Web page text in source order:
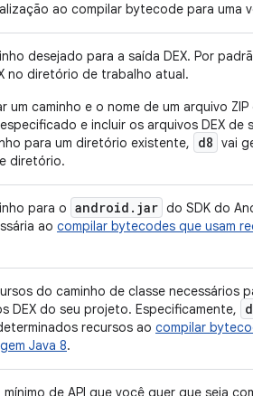
ao compilar bytecode para uma
desejado para a saída DEX. Por
no diretório de trabalho atual.
um caminho e o nome de um arquivo ZIP
e incluir os arquivos DEX de
para um diretório existente,
d8 vai
diretório.
para o android . jar do SDK do
ao compilar bytecodes que usam
do caminho de classe necessários
DEX do seu projeto. Especificamente,
recursos ao compilar
Java 8.
de API que você quer que seja